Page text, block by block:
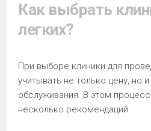
Как выбрать
легких?
При выборе клиники для
учитывать не только цену, но
обслуживания. В этом
несколько рекомендаций: